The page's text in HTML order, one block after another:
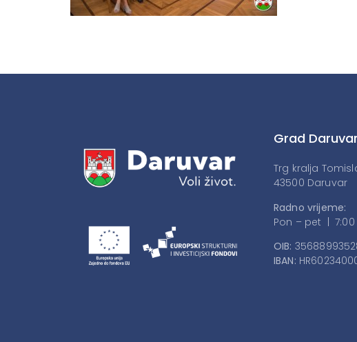
Grad Daruvar
Trg kralja
43500 Daruvar
Radno vrijeme:
Pon – pet | 7:00
OIB:
IBAN: